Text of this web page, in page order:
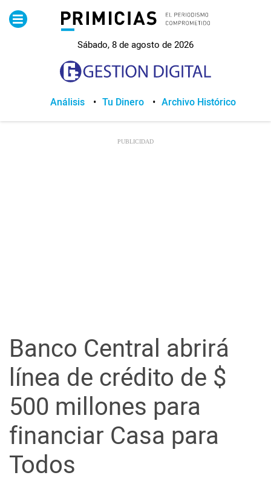
Sábado, 8 de agosto de 2026
Lo Último
Política
Sociedad
Trending
Ciencia y Tecnología
Firmas
Análisis Tu Dinero Archivo Histórico
Banco Central abrirá
línea de crédito de $
500 millones para
financiar Casa para
Todos